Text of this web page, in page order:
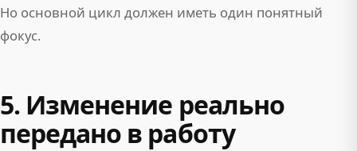
Но основной цикл должен иметь один понятный
фокус.
5. Изменение реально
передано в работу